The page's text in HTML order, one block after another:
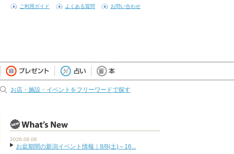
ご利用ガイド よくある質問 お問い合わせ
お店・施設・イベントをフリーワードで探す
2026.08.06
お盆期間の新潟イベント情報｜8/8(土)～16...